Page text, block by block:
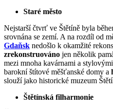
Staré město
Nejstarší čtvrť ve Štětíně byla
srovnána se zemí. A na rozdíl od
Gdaňsk nedošlo k okamžité
zrekonstruováno jen několik
mezi mnoha kavárnami a
barokní štítové měšťanské domy a
slouží jako historické muzeum
Štětínská filharmonie